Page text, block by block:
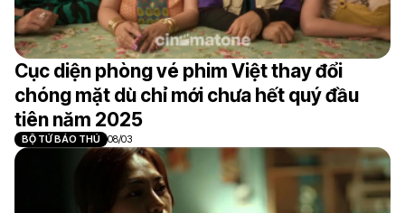
Cục diện phòng vé phim Việt thay đổi
chóng mặt dù chỉ mới chưa hết quý đầu
tiên năm 2025
BỘ TỨ BÁO THỦ 08/03